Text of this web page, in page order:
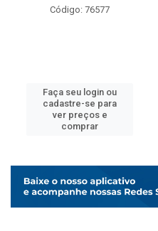
Código: 76577
Faça seu login ou
cadastre-se para
ver preços e
comprar